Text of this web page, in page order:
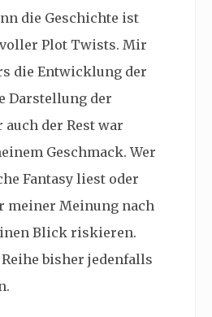
die Geschichte ist
Plot Twists. Mir
die Entwicklung der
Darstellung der
auch der Rest war
Geschmack. Wer
Fantasy liest oder
meiner Meinung nach
Blick riskieren.
bisher jedenfalls